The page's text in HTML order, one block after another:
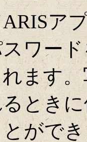
ア
ワー
ます
とき
がで